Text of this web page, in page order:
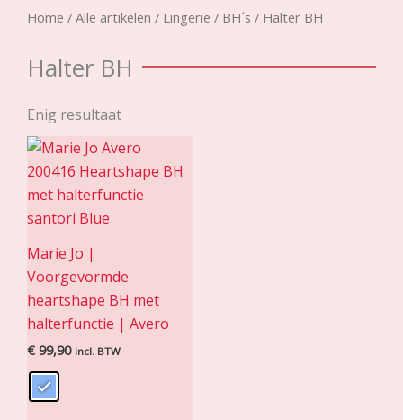
Home / Alle artikelen / Lingerie / BH´s / Halter BH
Halter BH
Enig resultaat
Marie Jo |
Voorgevormde
heartshape BH met
halterfunctie | Avero
€ 99,90 incl. BTW